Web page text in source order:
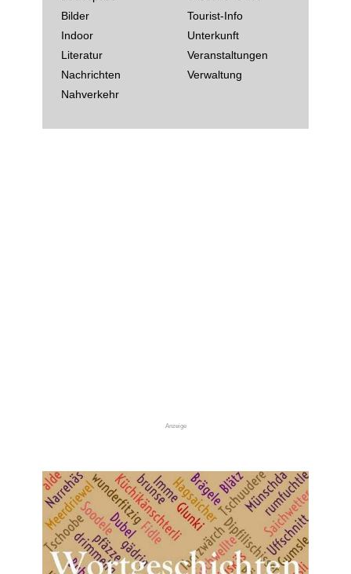
Bilder
Indoor
Literatur
Nachrichten
Nahverkehr
Tourist-Info
Unterkunft
Veranstaltungen
Verwaltung
Anzeige